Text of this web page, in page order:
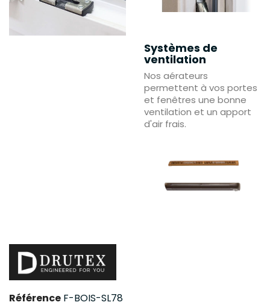
Systèmes de
ventilation
Nos aérateurs
permettent à vos portes
et fenêtres une bonne
ventilation et un apport
d'air frais.
Référence F-BOIS-SL78